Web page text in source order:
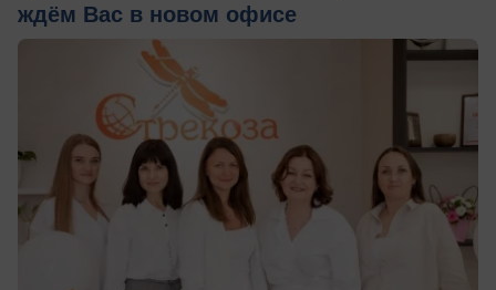
ждём Вас в новом офисе